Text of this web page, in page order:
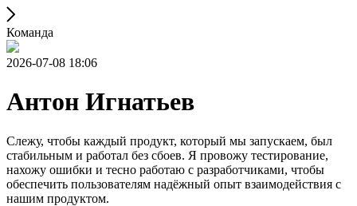
Команда
2026-07-08 18:06
Антон Игнатьев
Слежу, чтобы каждый продукт, который мы запускаем, был
стабильным и работал без сбоев. Я провожу тестирование,
нахожу ошибки и тесно работаю с разработчиками, чтобы
обеспечить пользователям надёжный опыт взаимодействия с
нашим продуктом.